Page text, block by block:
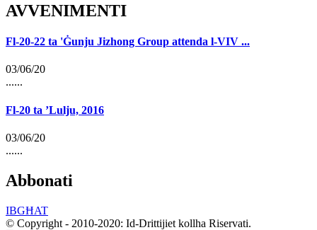
AVVENIMENTI
Fl-20-22 ta 'Ġunju Jizhong Group attenda l-VIV ...
03/06/20
......
Fl-20 ta ’Lulju, 2016
03/06/20
......
Abbonati
IBGĦAT
© Copyright - 2010-2020: Id-Drittijiet kollha Riservati.